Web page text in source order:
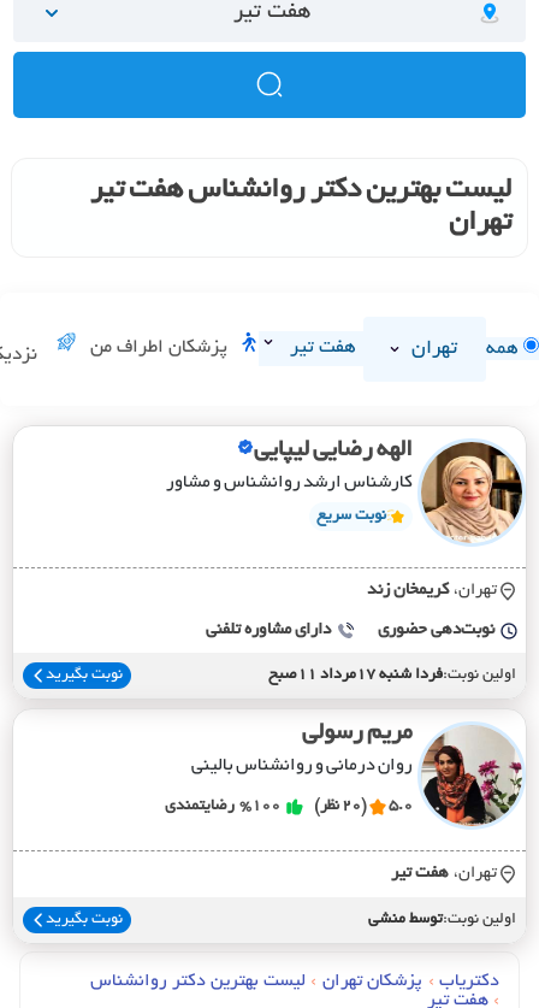
هفت تیر
لیست بهترین دکتر روانشناس هفت تیر
تهران
همه تهران هفت تیر پزشکان اطراف من
الهه رضایی لیپایی
کارشناس ارشد روانشناس و مشاور
نوبت سریع
تهران، کريمخان زند
نوبت‌دهی حضوری دارای مشاوره تلفنی
اولین نوبت:فردا شنبه 17مرداد 11صبح نوبت بگیرید
مریم رسولی
روان درمانی و روانشناس بالینی
5.0 (20 نظر) %100 رضایتمندی
تهران، هفت تير
اولین نوبت:توسط منشی نوبت بگیرید
دکتریاب › پزشکان تهران › لیست بهترین دکتر روانشناس
› هفت تیر